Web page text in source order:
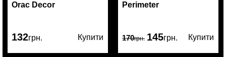
Orac Decor
132грн. Купити
Perimeter
170грн. 145грн. Купити